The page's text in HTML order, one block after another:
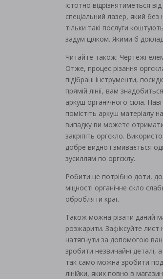
істотно відрізнятиметься
спеціальний лазер, який
тільки такі послуги
задум цілком. Якими б
Читайте також: Чертежі
Отже, процес різання
підібрані інструменти,
прямій лінії, вам
аркуш органічного скла.
помістіть аркуш матеріалу
випадку ви можете
закріпіть оргскло.
добре видно і змивається
зусиллям по оргсклу.
Робити це потрібно доти,
міцності органічне скло
обробляти краї.
Також можна різати даний
розжарити. Зафіксуйте лист
натягнути за допомогою
зробити незвичайні
так само можна зробити
лінійки, яких повно в